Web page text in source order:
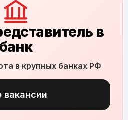
в
банк
в крупных банках РФ
вакансии